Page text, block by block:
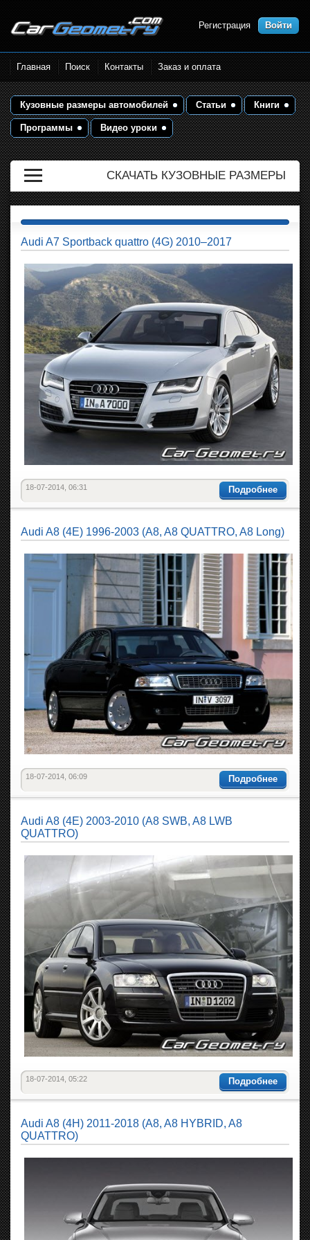
Размеры кузова автомобилей.
Контрольные точки и кузовные
размеры. Геометрия кузова
Регистрация Войти
Главная Поиск Контакты Заказ и оплата
Кузовные размеры автомобилей Статьи Книги
Программы Видео уроки
СКАЧАТЬ КУЗОВНЫЕ РАЗМЕРЫ
Audi A7 Sportback quattro (4G) 2010–2017
Подробнее
18-07-2014, 06:31
Audi A8 (4E) 1996-2003 (A8, A8 QUATTRO, A8 Long)
Подробнее
18-07-2014, 06:09
Audi A8 (4E) 2003-2010 (A8 SWB, A8 LWB
QUATTRO)
Подробнее
18-07-2014, 05:22
Audi A8 (4H) 2011-2018 (A8, A8 HYBRID, A8
QUATTRO)